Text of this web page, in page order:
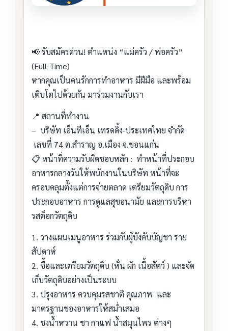
📢 รับสมัครด่วน! ตำแหน่ง “แม่ครัว / พ่อครัว”
(Full-Time)
หากคุณเป็นคนรักการทำอาหาร มีฝีมือ และพร้อม
เติบโตไปด้วยกัน มาร่วมงานกับเรา
📍 สถานที่ทำงาน
– บริษัท เอ็นทีเอ็น เทรดดิ้ง-ประเทศไทย จำกัด
เลขที่ 74 ต.สำราญ อ.เมือง จ.ขอนแก่น
📋 หน้าที่ความรับผิดชอบหลัก : ทำหน้าที่ประกอบ
อาหารกลางวันให้พนักงานในบริษัท หน้าที่จะ
ครอบคลุมตั้งแต่การจ่ายตลาด เตรียมวัตถุดิบ การ
ประกอบอาหาร การดูแลสุขอนามัย และการบริหา
รสต็อกวัตถุดิบ
1. วางแผนเมนูอาหาร ร่วมกับผู้บังคับบัญชา ราย
สัปดาห์
2. ซื้อและเตรียมวัตถุดิบ (หั่น ผัก เนื้อสัตว์ ) และจัด
เก็บวัตถุดิบอย่างเป็นระบบ
3. ปรุงอาหาร ควบคุมรสชาติ คุณภาพ และ
มาตรฐานของอาหารให้สม่ำเสมอ
4. ชงน้ำหวาน ชา กาแฟ น้ำสมุนไพร ต่างๆ